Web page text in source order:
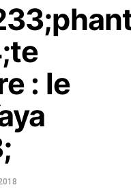
: le